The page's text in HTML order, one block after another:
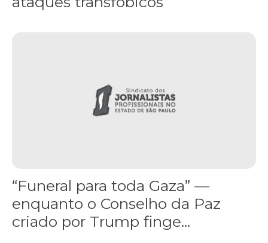
“Funeral para toda Gaza” —
enquanto o Conselho da Paz
criado por Trump finge...